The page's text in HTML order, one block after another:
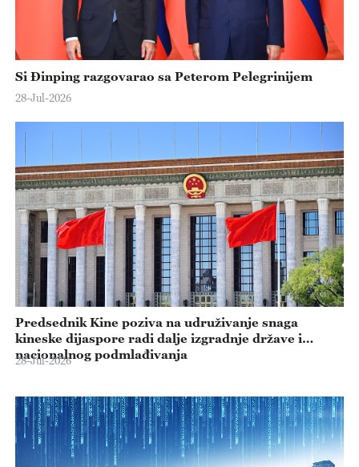
Si Đinping razgovarao sa Peterom Pelegrinijem
28-Jul-2026
Predsednik Kine poziva na udruživanje snaga
kineske dijaspore radi dalje izgradnje države i
nacionalnog podmlađivanja
28-Jul-2026